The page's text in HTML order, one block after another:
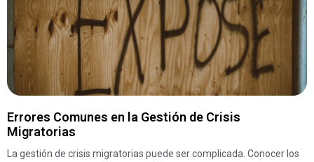
Errores Comunes en la Gestión de Crisis
Migratorias
La gestión de crisis migratorias puede ser complicada. Conocer los